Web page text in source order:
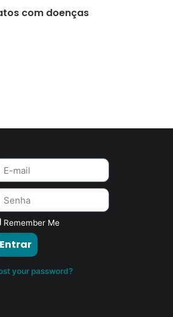
com doenças
Remember Me
Entrar
your password?